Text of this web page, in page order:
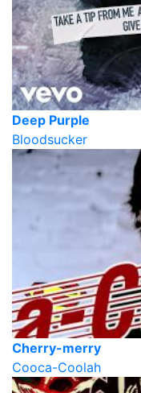
Deep Purple
Bloodsucker
Cherry-merry
Cooca-Coolah